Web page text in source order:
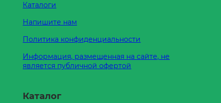
Каталоги
Напишите нам
Политика конфиденциальности
Информация, размещенная на сайте, не
является публичной офертой
Каталог